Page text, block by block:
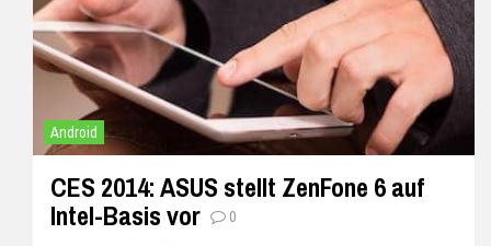
Android
CES 2014: ASUS stellt ZenFone 6 auf
Intel-Basis vor
0